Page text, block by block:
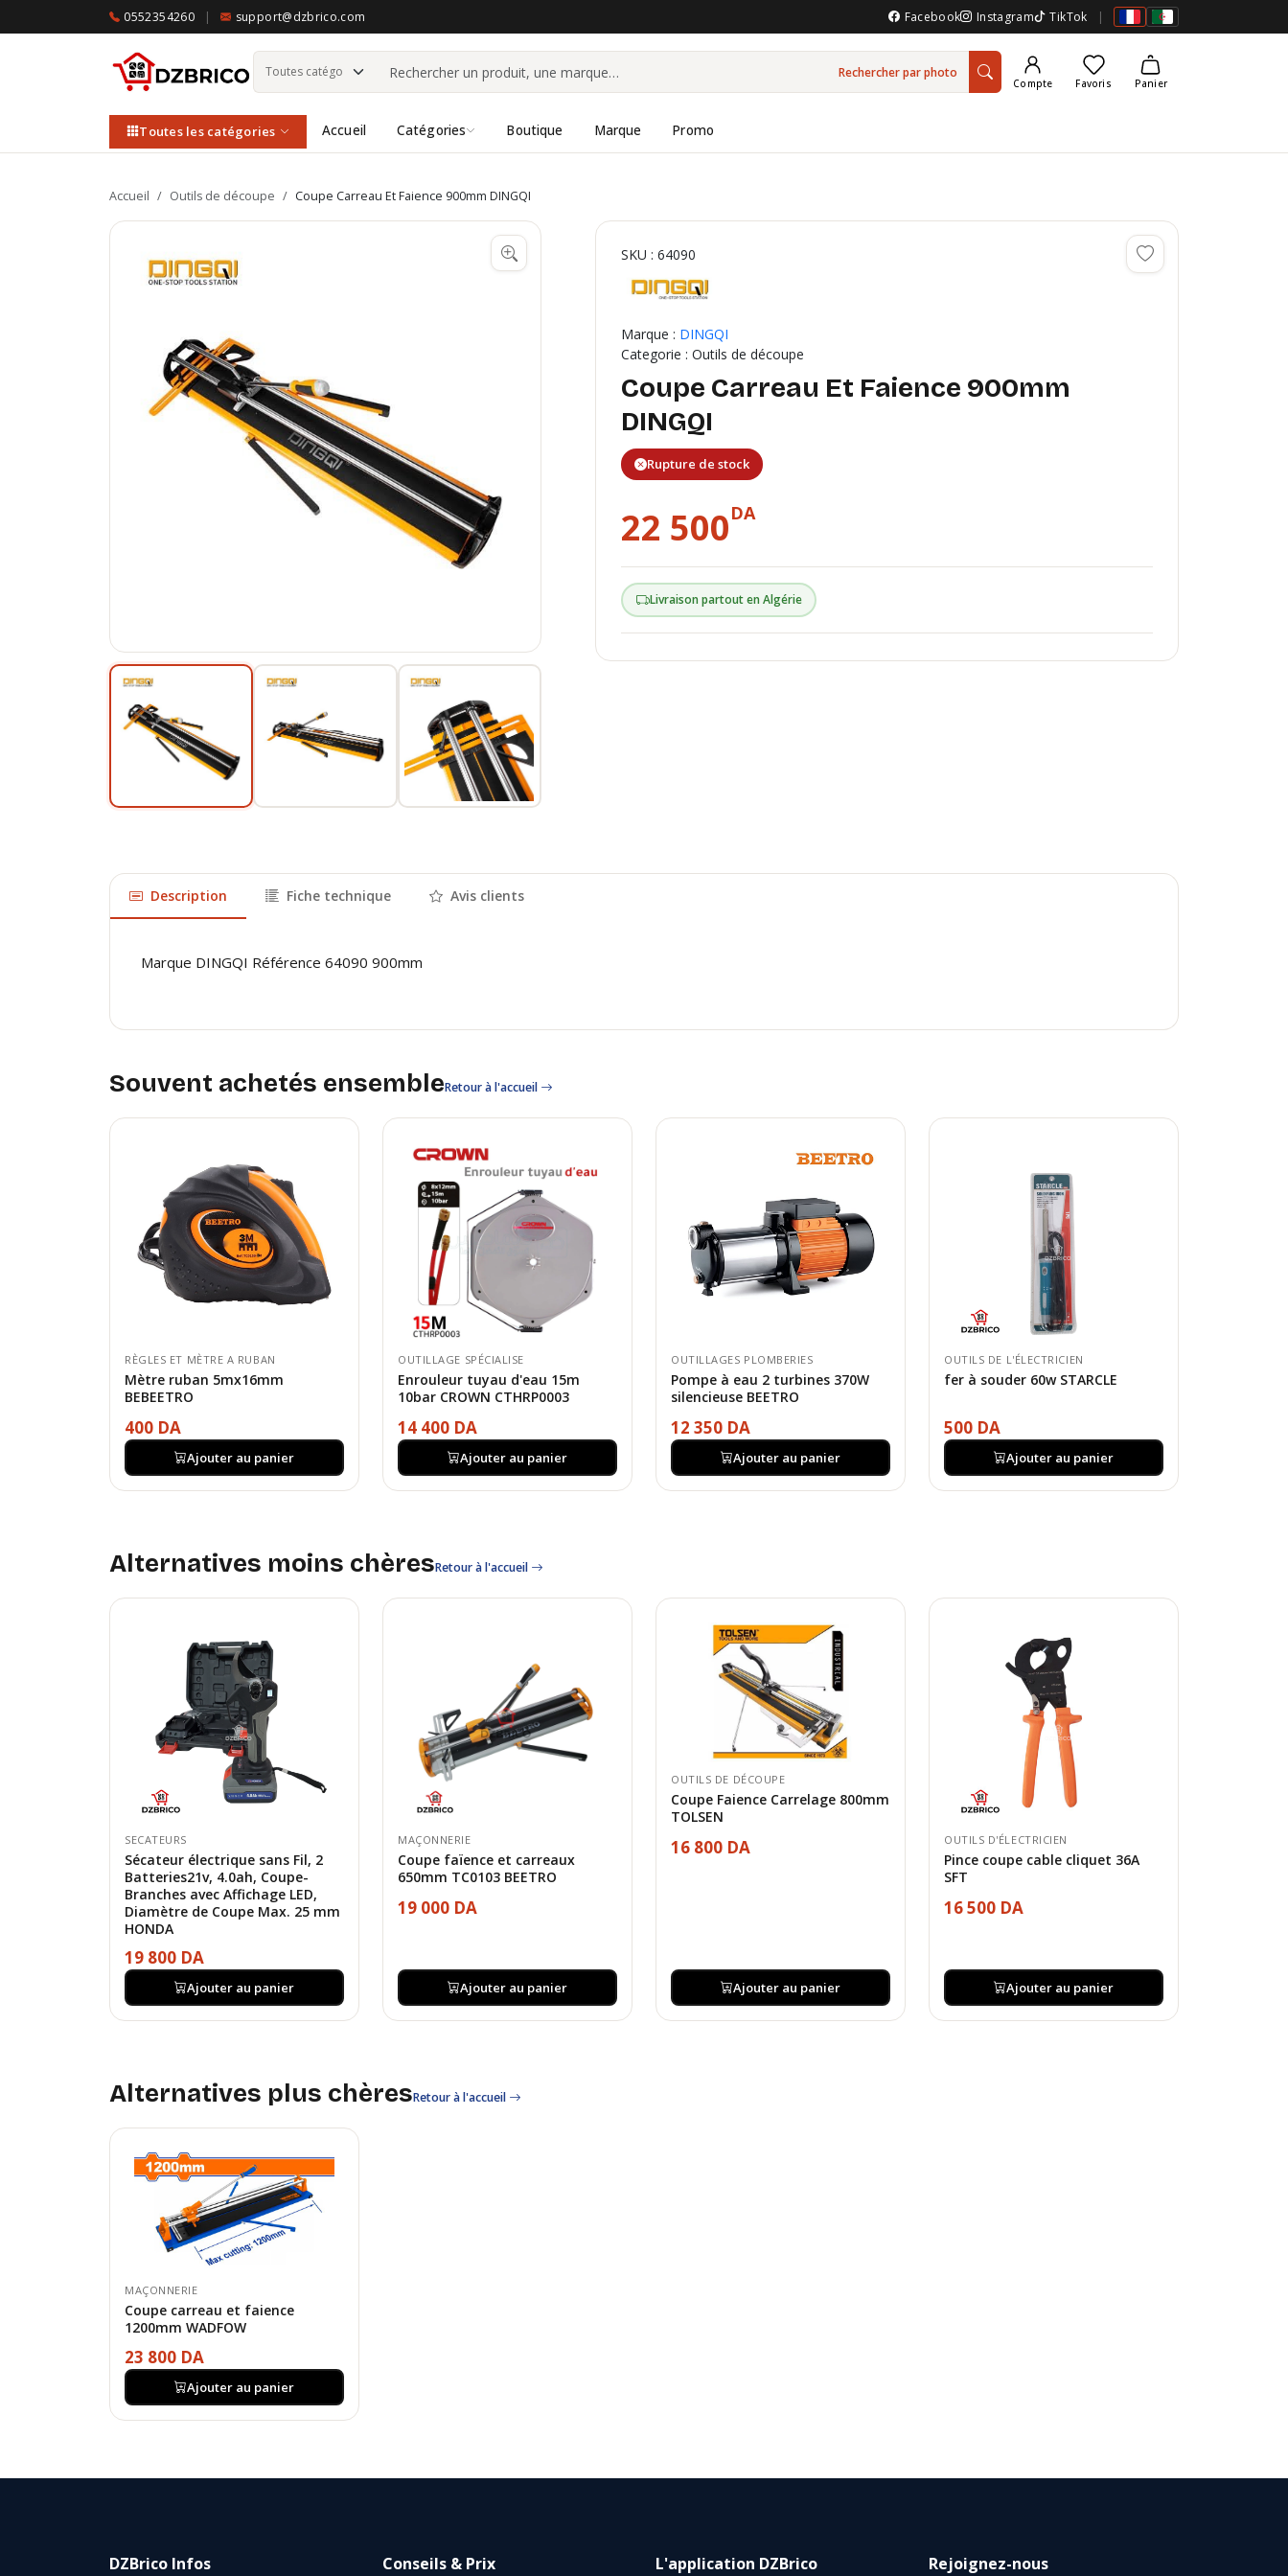
0552354260 | support@dzbrico.com Facebook Instagram TikTok |
Rechercher par photo
Compte Favoris Panier
Toutes les catégories Accueil Catégories Boutique Marque Promo
Accueil / Outils de découpe / Coupe Carreau Et Faience 900mm DINGQI
SKU : 64090
Marque : DINGQI
Categorie : Outils de découpe
Coupe Carreau Et Faience 900mm
DINGQI
Rupture de stock
22 500DA
Livraison partout en Algérie
Description Fiche technique Avis clients
Marque DINGQI Référence 64090 900mm
Souvent achetés ensembleRetour à l'accueil
RÈGLES ET MÈTRE A RUBAN
Mètre ruban 5mx16mm
BEBEETRO
400 DA
Ajouter au panier
OUTILLAGE SPÉCIALISE
Enrouleur tuyau d'eau 15m
10bar CROWN CTHRP0003
14 400 DA
Ajouter au panier
OUTILLAGES PLOMBERIES
Pompe à eau 2 turbines 370W
silencieuse BEETRO
12 350 DA
Ajouter au panier
OUTILS DE L'ÉLECTRICIEN
fer à souder 60w STARCLE
500 DA
Ajouter au panier
Alternatives moins chèresRetour à l'accueil
SECATEURS
Sécateur électrique sans Fil, 2
Batteries21v, 4.0ah, Coupe-
Branches avec Affichage LED,
Diamètre de Coupe Max. 25 mm
HONDA
19 800 DA
Ajouter au panier
MAÇONNERIE
Coupe faïence et carreaux
650mm TC0103 BEETRO
19 000 DA
Ajouter au panier
OUTILS DE DÉCOUPE
Coupe Faience Carrelage 800mm
TOLSEN
16 800 DA
Ajouter au panier
OUTILS D'ÉLECTRICIEN
Pince coupe cable cliquet 36A
SFT
16 500 DA
Ajouter au panier
Alternatives plus chèresRetour à l'accueil
MAÇONNERIE
Coupe carreau et faience
1200mm WADFOW
23 800 DA
Ajouter au panier
DZBrico Infos Conseils & Prix L'application DZBrico Rejoignez-nous